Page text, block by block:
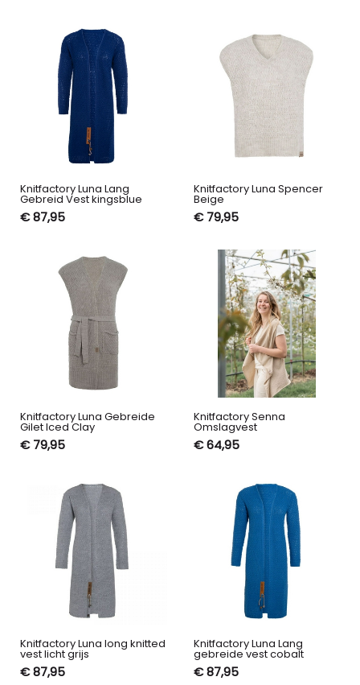
Knitfactory Luna Lang
Gebreid Vest kingsblue
€ 87,95
Knitfactory Luna Spencer
Beige
€ 79,95
Knitfactory Luna Gebreide
Gilet Iced Clay
€ 79,95
Knitfactory Senna
Omslagvest
€ 64,95
Knitfactory Luna long knitted
vest licht grijs
€ 87,95
Knitfactory Luna Lang
gebreide vest cobalt
€ 87,95